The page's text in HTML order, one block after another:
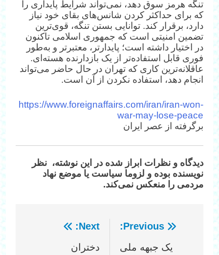
تنگه هرمز سوق دهد، نمی‌تواند شرایط پایداری را
که برای حداکثر کردن شانس‌های بقای خود نیاز
دارد، برقرار کند. توانایی بستن تنگه، قوی‌ترین
تضمین امنیتی است که جمهوری اسلامی تاکنون
در اختیار داشته است؛ پایدارتر، معتبرتر و به‌طور
فوری قابل استفاده‌تر از یک بازدارنده هسته‌ای.
عاقلانه‌ترین کاری که تهران در حال حاضر می‌تواند
انجام دهد، استفاده نکردن از آن است.
https://www.foreignaffairs.com/iran/iran-won-
war-may-lose-peace
برگرفته از عصر ایران
دیدگاه‌ و نظرات ابراز شده در این نوشته، نظر
نویسنده بوده و لزوما سیاست یا موضع نهاد
مردمی را منعکس نمی‌کند.
راهبری
نوشته
Previous:
یک جبهه ملی
Next:
دختران